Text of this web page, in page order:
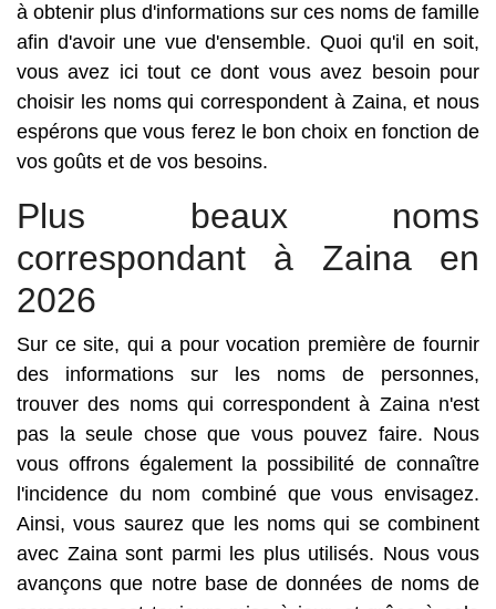
à obtenir plus d'informations sur ces noms de famille
afin d'avoir une vue d'ensemble. Quoi qu'il en soit,
vous avez ici tout ce dont vous avez besoin pour
choisir les noms qui correspondent à Zaina, et nous
espérons que vous ferez le bon choix en fonction de
vos goûts et de vos besoins.
Plus beaux noms
correspondant à Zaina en
2026
Sur ce site, qui a pour vocation première de fournir
des informations sur les noms de personnes,
trouver des noms qui correspondent à Zaina n'est
pas la seule chose que vous pouvez faire. Nous
vous offrons également la possibilité de connaître
l'incidence du nom combiné que vous envisagez.
Ainsi, vous saurez que les noms qui se combinent
avec Zaina sont parmi les plus utilisés. Nous vous
avançons que notre base de données de noms de